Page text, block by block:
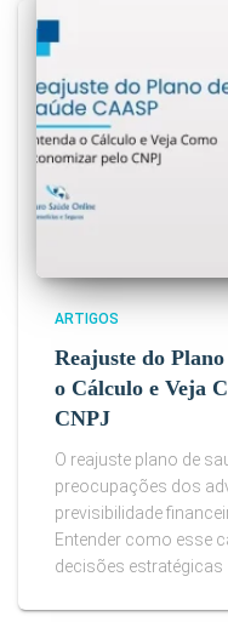
ARTIGOS
Reajuste do
o Cálculo e Veja
CNPJ
O reajuste plano de
preocupações dos
previsibilidade
Entender como esse
decisões estratégicas